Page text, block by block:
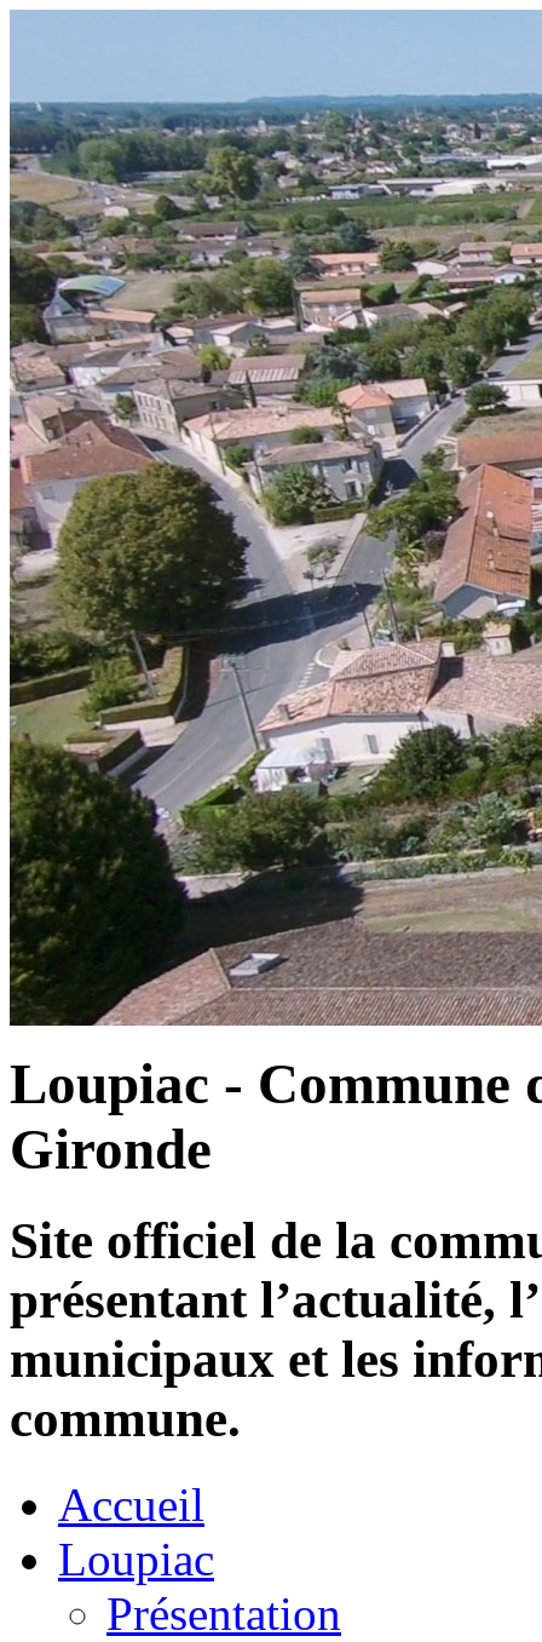
Loupiac - Commune
Gironde
Site officiel de la
présentant l’actualité,
municipaux et les
commune.
Accueil
Loupiac
Présentation